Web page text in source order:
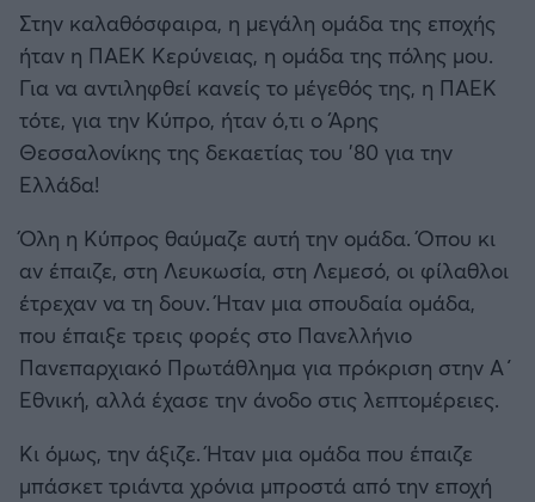
Στην καλαθόσφαιρα, η μεγάλη ομάδα της εποχής
ήταν η ΠΑΕΚ Κερύνειας, η ομάδα της πόλης μου.
Για να αντιληφθεί κανείς το μέγεθός της, η ΠΑΕΚ
τότε, για την Κύπρο, ήταν ό,τι ο Άρης
Θεσσαλονίκης της δεκαετίας του ’80 για την
Ελλάδα!
Όλη η Κύπρος θαύμαζε αυτή την ομάδα. Όπου κι
αν έπαιζε, στη Λευκωσία, στη Λεμεσό, οι φίλαθλοι
έτρεχαν να τη δουν. Ήταν μια σπουδαία ομάδα,
που έπαιξε τρεις φορές στο Πανελλήνιο
Πανεπαρχιακό Πρωτάθλημα για πρόκριση στην Α΄
Εθνική, αλλά έχασε την άνοδο στις λεπτομέρειες.
Κι όμως, την άξιζε. Ήταν μια ομάδα που έπαιζε
μπάσκετ τριάντα χρόνια μπροστά από την εποχή